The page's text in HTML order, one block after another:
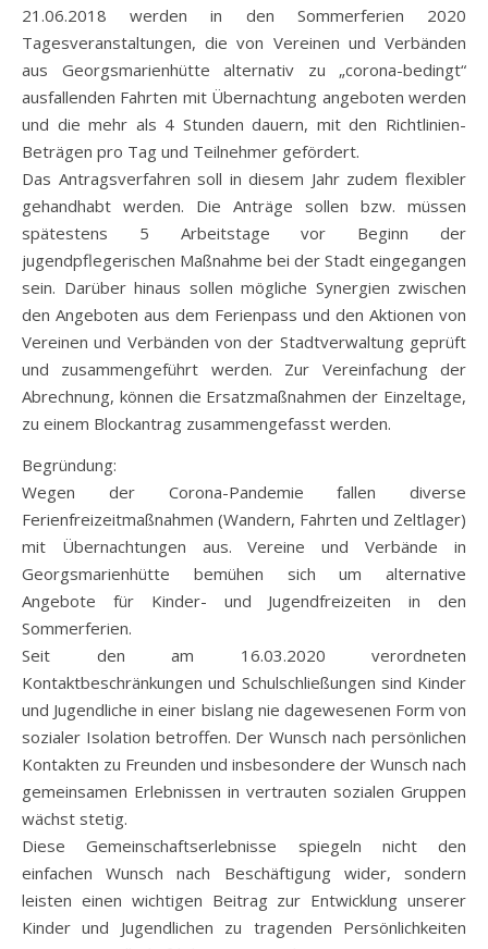
21.06.2018 werden in den Sommerferien 2020
Tagesveranstaltungen, die von Vereinen und Verbänden
aus Georgsmarienhütte alternativ zu „corona-bedingt“
ausfallenden Fahrten mit Übernachtung angeboten werden
und die mehr als 4 Stunden dauern, mit den Richtlinien-
Beträgen pro Tag und Teilnehmer gefördert.
Das Antragsverfahren soll in diesem Jahr zudem flexibler
gehandhabt werden. Die Anträge sollen bzw. müssen
spätestens 5 Arbeitstage vor Beginn der
jugendpflegerischen Maßnahme bei der Stadt eingegangen
sein. Darüber hinaus sollen mögliche Synergien zwischen
den Angeboten aus dem Ferienpass und den Aktionen von
Vereinen und Verbänden von der Stadtverwaltung geprüft
und zusammengeführt werden. Zur Vereinfachung der
Abrechnung, können die Ersatzmaßnahmen der Einzeltage,
zu einem Blockantrag zusammengefasst werden.
Begründung:
Wegen der Corona-Pandemie fallen diverse
Ferienfreizeitmaßnahmen (Wandern, Fahrten und Zeltlager)
mit Übernachtungen aus. Vereine und Verbände in
Georgsmarienhütte bemühen sich um alternative
Angebote für Kinder- und Jugendfreizeiten in den
Sommerferien.
Seit den am 16.03.2020 verordneten
Kontaktbeschränkungen und Schulschließungen sind Kinder
und Jugendliche in einer bislang nie dagewesenen Form von
sozialer Isolation betroffen. Der Wunsch nach persönlichen
Kontakten zu Freunden und insbesondere der Wunsch nach
gemeinsamen Erlebnissen in vertrauten sozialen Gruppen
wächst stetig.
Diese Gemeinschaftserlebnisse spiegeln nicht den
einfachen Wunsch nach Beschäftigung wider, sondern
leisten einen wichtigen Beitrag zur Entwicklung unserer
Kinder und Jugendlichen zu tragenden Persönlichkeiten